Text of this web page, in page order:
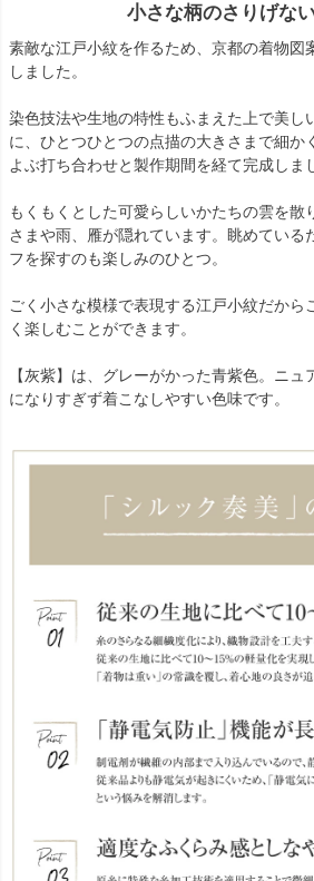
小さな柄のさりげな
素敵な江戸小紋を作るため、京都の着物図
しました。
染色技法や生地の特性もふまえた上で美し
に、ひとつひとつの点描の大きさまで細か
よぶ打ち合わせと製作期間を経て完成しま
もくもくとした可愛らしいかたちの雲を散
さまや雨、雁が隠れています。眺めている
フを探すのも楽しみのひとつ。
ごく小さな模様で表現する江戸小紋だから
く楽しむことができます。
【灰紫】は、グレーがかった青紫色。ニ
になりすぎず着こなしやすい色味です。